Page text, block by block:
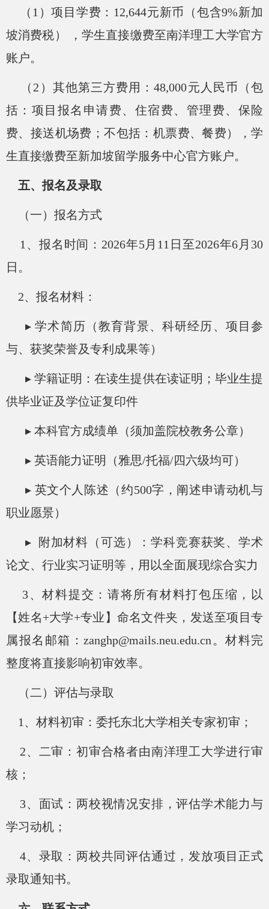
（ 1）项目学费：12,644元新币（包含9%新加
坡消费税） ，学生直接缴费至南洋理工大学官方
账户。
（ 2）其他第三方费用：48,000元人民币（包
括：项目报名申请费、住宿费、管理费、保险
费、接送机场费；不包括：机票费、餐费），学
生直接缴费至新加坡留学服务中心官方账户。
五、报名及录取
（一）报名方式
1、报名时间：2026年5月11日至2026年6月30
日。
2、报名材料：
▸ 学术简历（教育背景、科研经历、项目参
与、获奖荣誉及专利成果等）
▸ 学籍证明：在读生提供在读证明；毕业生提
供毕业证及学位证复印件
▸ 本科官方成绩单（须加盖院校教务公章）
▸ 英语能力证明（雅思/托福/四六级均可）
▸ 英文个人陈述（约500字，阐述申请动机与
职业愿景）
▸ 附加材料（可选）：学科竞赛获奖、学术
论文、行业实习证明等，用以全面展现综合实力
3、材料提交：请将所有材料打包压缩，以
【姓名+大学+专业】命名文件夹，发送至项目专
属报名邮箱：zanghp@mails.neu.edu.cn。材料完
整度将直接影响初审效率。
（二）评估与录取
1、材料初审：委托东北大学相关专家初审；
2、二审：初审合格者由南洋理工大学进行审
核；
3、面试：两校视情况安排，评估学术能力与
学习动机；
4、录取：两校共同评估通过，发放项目正式
录取通知书。